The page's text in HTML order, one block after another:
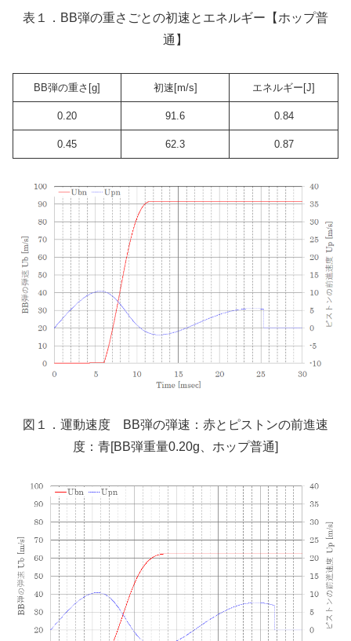
表１．BB弾の重さごとの初速とエネルギー【ホップ普
通】
BB弾の重さ[g] 初速[m/s] エネルギー[J]
0.20 91.6 0.84
0.45 62.3 0.87
図１．運動速度 BB弾の弾速：赤とピストンの前進速
度：青[BB弾重量0.20g、ホップ普通]